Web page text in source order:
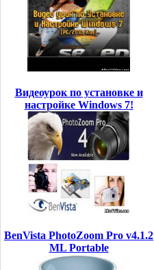
Видеоурок по установке и
настройке Windows 7!
BenVista PhotoZoom Pro v4.1.2
ML Portable